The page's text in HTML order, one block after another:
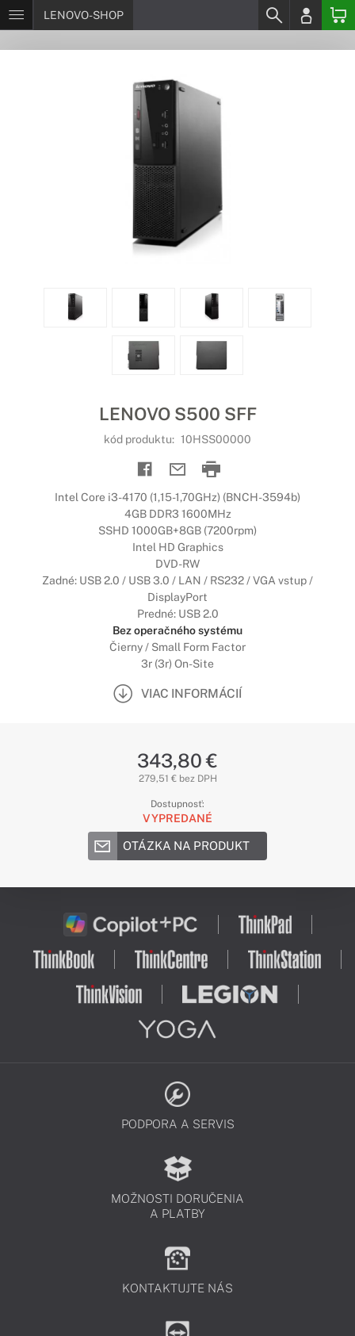
LENOVO-SHOP
LENOVO S500 SFF
kód produktu: 10HSS00000
Intel Core i3-4170 (1,15-1,70GHz) (BNCH-3594b)
4GB DDR3 1600MHz
SSHD 1000GB+8GB (7200rpm)
Intel HD Graphics
DVD-RW
Zadné: USB 2.0 / USB 3.0 / LAN / RS232 / VGA vstup /
DisplayPort
Predné: USB 2.0
Bez operačného systému
Čierny / Small Form Factor
3r (3r) On-Site
VIAC INFORMÁCIÍ
343,80 €
279,51 € bez DPH
Dostupnosť:
VYPREDANÉ
OTÁZKA NA PRODUKT
PODPORA A SERVIS
MOŽNOSTI DORUČENIA
A PLATBY
KONTAKTUJTE NÁS